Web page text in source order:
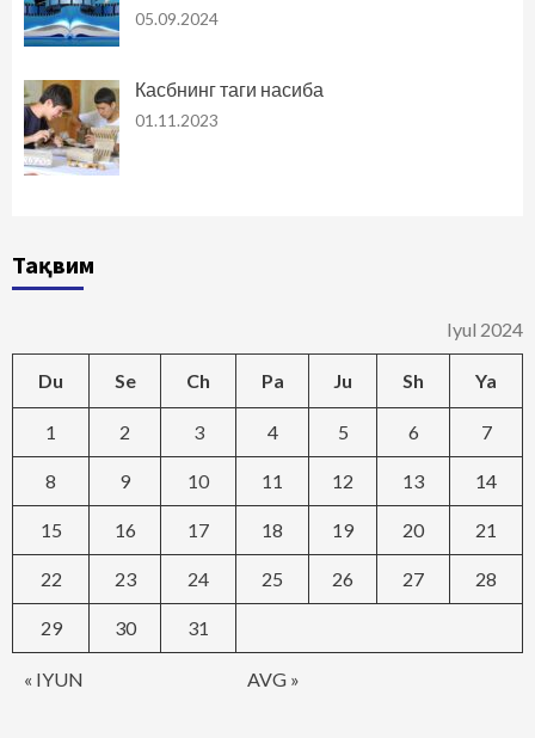
05.09.2024
Касбнинг таги насиба
01.11.2023
Тақвим
Iyul 2024
Du Se Ch Pa Ju Sh Ya
« IYUN AVG »
1 2 3 4 5 6 7
8 9 10 11 12 13 14
15 16 17 18 19 20 21
22 23 24 25 26 27 28
29 30 31